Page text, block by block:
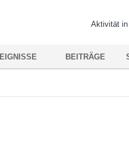
Aktivität
BEITRÄGE